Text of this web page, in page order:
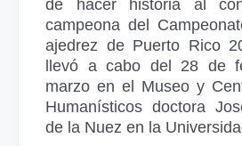
de hacer historia al
campeona del
ajedrez de Puerto Rico
llevó a cabo del 28 de
marzo en el Museo y
Humanísticos doctora
de la Nuez en la